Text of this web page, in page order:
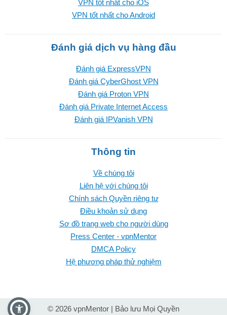
VPN tốt nhất cho iOS
VPN tốt nhất cho Android
Đánh giá dịch vụ hàng đầu
Đánh giá ExpressVPN
Đánh giá CyberGhost VPN
Đánh giá Proton VPN
Đánh giá Private Internet Access
Đánh giá IPVanish VPN
Thông tin
Về chúng tôi
Liên hệ với chúng tôi
Chính sách Quyền riêng tư
Điều khoản sử dụng
Sơ đồ trang web cho người dùng
Press Center - vpnMentor
DMCA Policy
Hệ phương pháp thử nghiệm
© 2026 vpnMentor | Bảo lưu Mọi Quyền